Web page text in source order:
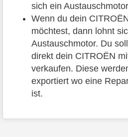
sich ein
Wenn du dein
möchtest, dann lohnt
Austauschmotor. Du
direkt dein CITROËN
verkaufen. Diese
exportiert wo eine
ist.